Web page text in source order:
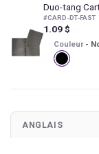
Duo-tang
#CARD-DT-FAST
1.09$
Couleur -
ANGLAIS